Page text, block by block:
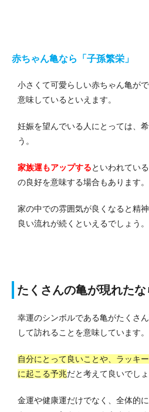
赤ちゃん亀なら「子孫繁栄」
小さくて可愛らしい赤ちゃん亀が
意味しているといえます。
妊娠を望んでいる人にとっては、
う。
家族運もアップするといわれてい
の良好を意味する場合もあります。
家の中での雰囲気が良くなると精
良い流れが続くといえるでしょう。
たくさんの亀が現れたな
幸運のシンボルである亀がたくさ
して訪れることを意味しています。
自分にとって良いことや、ラッキ
に起こる予兆だと考えて良いでしょ
金運や健康運だけでなく、全体的